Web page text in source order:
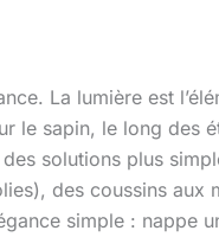
La lumière est
sapin, le long des
solutions plus
des coussins aux
simple : nappe